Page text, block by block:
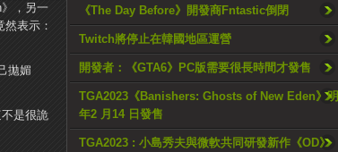
《The Day Before》開發商Fntastic倒閉
Twitch將停止在韓國地區運營
開發者：《GTA6》PC版需要很長時間才發售
TGA2023《Banishers: Ghosts of New Eden》明
年2 月14 日發售
TGA2023 : 小島秀夫與微軟共同研發新作《OD》
，另一
表示：
拋媚
是很詭